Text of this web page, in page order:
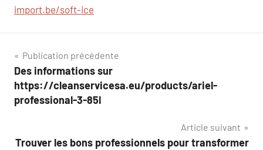
import.be/soft-ice
Navigation
de
l’article
Publication précédente
Des informations sur
https://cleanservicesa.eu/products/ariel-
professional-3-85l
Article suivant
Trouver les bons professionnels pour transformer